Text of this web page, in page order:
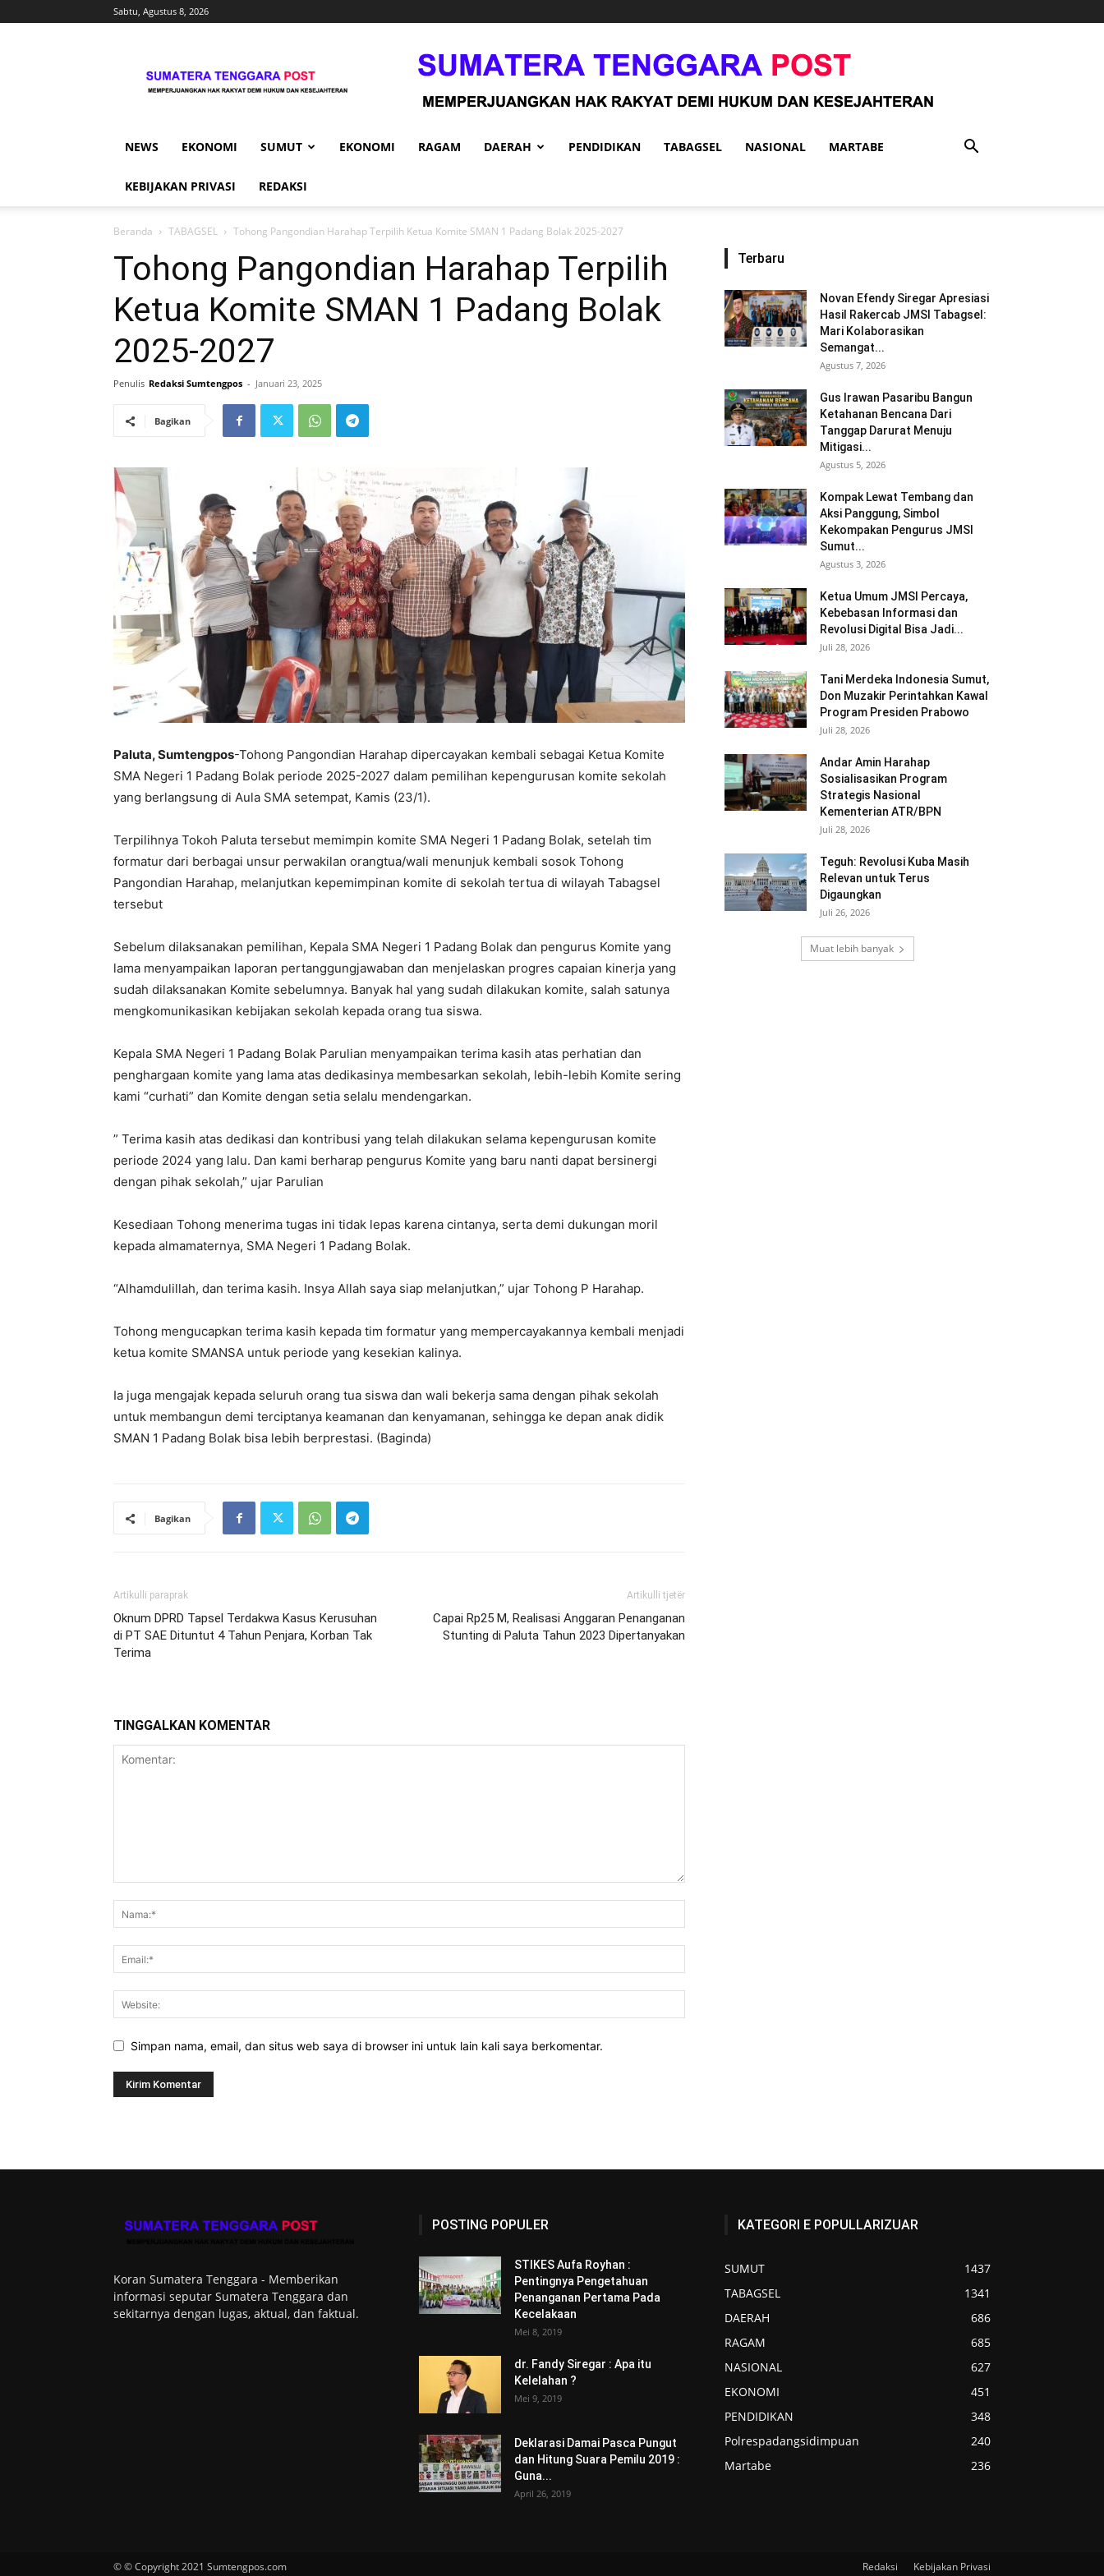
Sabtu, Agustus 8, 2026
NEWS EKONOMI SUMUT EKONOMI RAGAM DAERAH PENDIDIKAN TABAGSEL NASIONAL MARTABE
KEBIJAKAN PRIVASI REDAKSI
Beranda TABAGSEL Tohong Pangondian Harahap Terpilih Ketua Komite SMAN 1 Padang Bolak 2025-2027
Tohong Pangondian Harahap Terpilih
Ketua Komite SMAN 1 Padang Bolak
2025-2027
Penulis Redaksi Sumtengpos - Januari 23, 2025
Bagikan
Paluta, Sumtengpos-Tohong Pangondian Harahap dipercayakan kembali sebagai Ketua Komite
SMA Negeri 1 Padang Bolak periode 2025-2027 dalam pemilihan kepengurusan komite sekolah
yang berlangsung di Aula SMA setempat, Kamis (23/1).
Terpilihnya Tokoh Paluta tersebut memimpin komite SMA Negeri 1 Padang Bolak, setelah tim
formatur dari berbagai unsur perwakilan orangtua/wali menunjuk kembali sosok Tohong
Pangondian Harahap, melanjutkan kepemimpinan komite di sekolah tertua di wilayah Tabagsel
tersebut
Sebelum dilaksanakan pemilihan, Kepala SMA Negeri 1 Padang Bolak dan pengurus Komite yang
lama menyampaikan laporan pertanggungjawaban dan menjelaskan progres capaian kinerja yang
sudah dilaksanakan Komite sebelumnya. Banyak hal yang sudah dilakukan komite, salah satunya
mengkomunikasikan kebijakan sekolah kepada orang tua siswa.
Kepala SMA Negeri 1 Padang Bolak Parulian menyampaikan terima kasih atas perhatian dan
penghargaan komite yang lama atas dedikasinya membesarkan sekolah, lebih-lebih Komite sering
kami “curhati” dan Komite dengan setia selalu mendengarkan.
” Terima kasih atas dedikasi dan kontribusi yang telah dilakukan selama kepengurusan komite
periode 2024 yang lalu. Dan kami berharap pengurus Komite yang baru nanti dapat bersinergi
dengan pihak sekolah,” ujar Parulian
Kesediaan Tohong menerima tugas ini tidak lepas karena cintanya, serta demi dukungan moril
kepada almamaternya, SMA Negeri 1 Padang Bolak.
“Alhamdulillah, dan terima kasih. Insya Allah saya siap melanjutkan,” ujar Tohong P Harahap.
Tohong mengucapkan terima kasih kepada tim formatur yang mempercayakannya kembali menjadi
ketua komite SMANSA untuk periode yang kesekian kalinya.
Ia juga mengajak kepada seluruh orang tua siswa dan wali bekerja sama dengan pihak sekolah
untuk membangun demi terciptanya keamanan dan kenyamanan, sehingga ke depan anak didik
SMAN 1 Padang Bolak bisa lebih berprestasi. (Baginda)
Bagikan
Artikulli paraprak
Oknum DPRD Tapsel Terdakwa Kasus Kerusuhan
di PT SAE Dituntut 4 Tahun Penjara, Korban Tak
Terima
Artikulli tjetër
Capai Rp25 M, Realisasi Anggaran Penanganan
Stunting di Paluta Tahun 2023 Dipertanyakan
TINGGALKAN KOMENTAR
Simpan nama, email, dan situs web saya di browser ini untuk lain kali saya berkomentar.
Terbaru
Novan Efendy Siregar Apresiasi
Hasil Rakercab JMSI Tabagsel:
Mari Kolaborasikan
Semangat...
Agustus 7, 2026
Gus Irawan Pasaribu Bangun
Ketahanan Bencana Dari
Tanggap Darurat Menuju
Mitigasi...
Agustus 5, 2026
Kompak Lewat Tembang dan
Aksi Panggung, Simbol
Kekompakan Pengurus JMSI
Sumut...
Agustus 3, 2026
Ketua Umum JMSI Percaya,
Kebebasan Informasi dan
Revolusi Digital Bisa Jadi...
Juli 28, 2026
Tani Merdeka Indonesia Sumut,
Don Muzakir Perintahkan Kawal
Program Presiden Prabowo
Juli 28, 2026
Andar Amin Harahap
Sosialisasikan Program
Strategis Nasional
Kementerian ATR/BPN
Juli 28, 2026
Teguh: Revolusi Kuba Masih
Relevan untuk Terus
Digaungkan
Juli 26, 2026
Muat lebih banyak
Koran Sumatera Tenggara - Memberikan
informasi seputar Sumatera Tenggara dan
sekitarnya dengan lugas, aktual, dan faktual.
POSTING POPULER
STIKES Aufa Royhan :
Pentingnya Pengetahuan
Penanganan Pertama Pada
Kecelakaan
Mei 8, 2019
dr. Fandy Siregar : Apa itu
Kelelahan ?
Mei 9, 2019
Deklarasi Damai Pasca Pungut
dan Hitung Suara Pemilu 2019 :
Guna...
April 26, 2019
KATEGORI E POPULLARIZUAR
SUMUT
1437
TABAGSEL
1341
DAERAH
686
RAGAM
685
NASIONAL
627
EKONOMI
451
PENDIDIKAN
348
Polrespadangsidimpuan
240
Martabe
236
Redaksi Kebijakan Privasi
© © Copyright 2021 Sumtengpos.com